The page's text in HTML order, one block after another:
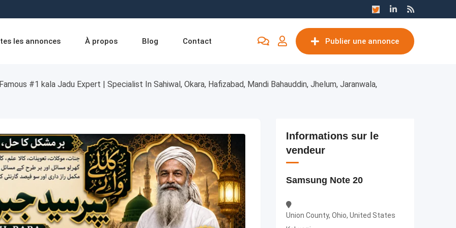
les annonces À propos Blog Contact Publier une annonce
Famous #1 kala Jadu Expert | Specialist In Sahiwal, Okara, Hafizabad, Mandi Bahauddin, Jhelum, Jaranwala,
Informations sur le
vendeur
Samsung Note 20
Union County, Ohio, United States